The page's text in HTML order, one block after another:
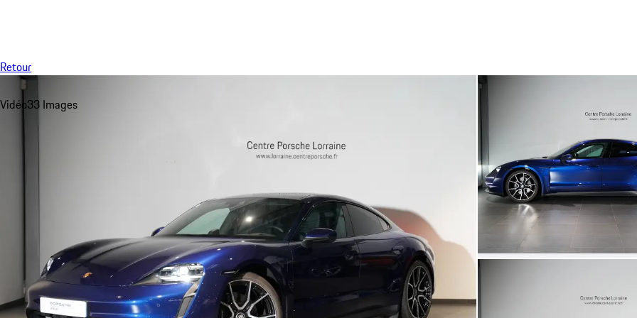
Retour
Vidéo33 Images